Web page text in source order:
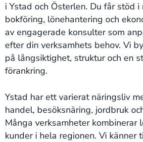
i Ystad och Österlen. Du får stöd i
bokföring, lönehantering och
av engagerade konsulter som
efter din verksamhets behov. Vi
på långsiktighet, struktur och en
förankring.
Ystad har ett varierat näringsliv
handel, besöksnäring, jordbruk
Många verksamheter kombinerar
kunder i hela regionen. Vi känner